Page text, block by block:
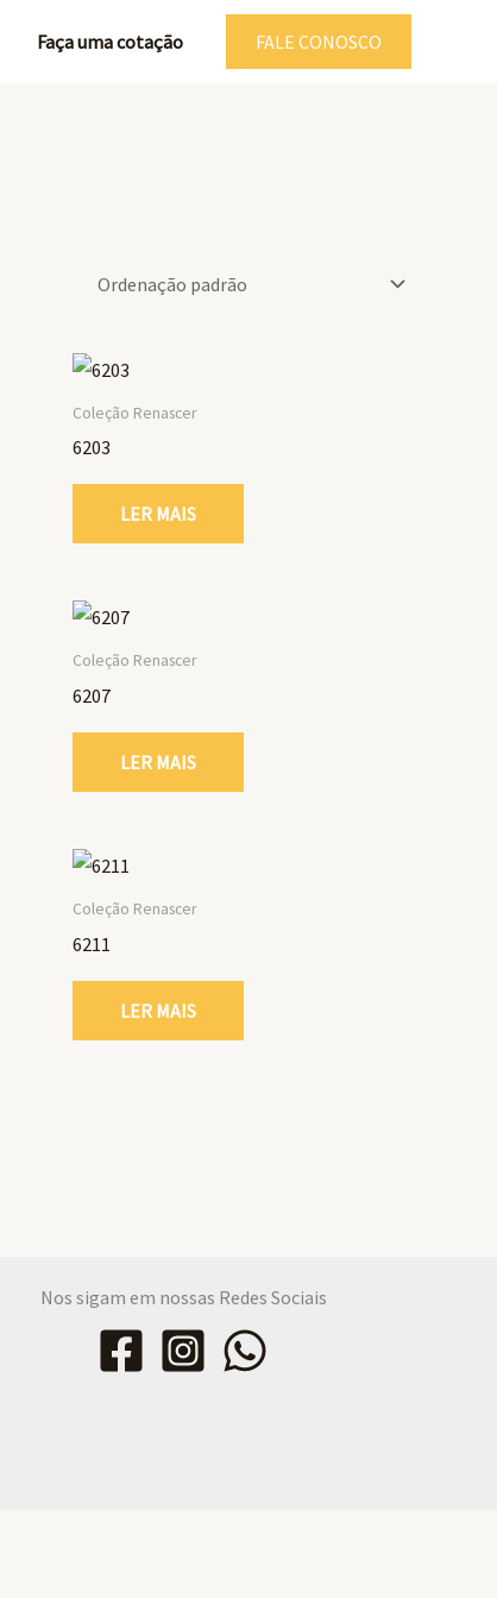
Faça uma cotação FALE CONOSCO
Coleção Renascer
6203
LER MAIS
Coleção Renascer
6207
LER MAIS
Coleção Renascer
6211
LER MAIS
Nos sigam em nossas Redes Sociais